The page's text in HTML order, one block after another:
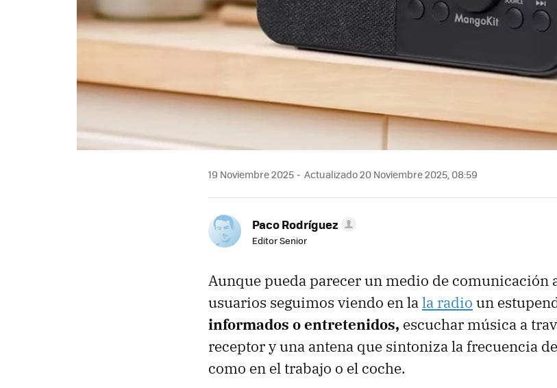
19 Noviembre 2025 Actualizado 20 Noviembre 2025, 08:59
Paco Rodríguez
Editor Senior
Aunque pueda parecer un medio de comunicación
usuarios seguimos viendo en lala radio un
informados o entretenidos, escuchar música a
receptor y una antena que sintoniza la frecuencia
como en el trabajo o el coche.